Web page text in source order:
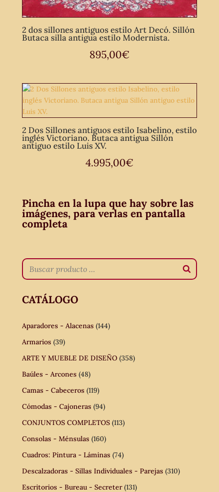
2 dos sillones antiguos estilo Art Decó. Sillón
Butaca silla antigua estilo Modernista.
895,00€
2 Dos Sillones antiguos estilo Isabelino, estilo
inglés Victoriano. Butaca antigua Sillón
antiguo estilo Luis XV.
4.995,00€
Pincha en la lupa que hay sobre las
imágenes, para verlas en pantalla
completa
CATÁLOGO
Aparadores - Alacenas (144)
Armarios (39)
ARTE Y MUEBLE DE DISEÑO (358)
Baúles - Arcones (48)
Camas - Cabeceros (119)
Cómodas - Cajoneras (94)
CONJUNTOS COMPLETOS (113)
Consolas - Ménsulas (160)
Cuadros: Pintura - Láminas (74)
Descalzadoras - Sillas Individuales - Parejas (310)
Escritorios - Bureau - Secreter (131)